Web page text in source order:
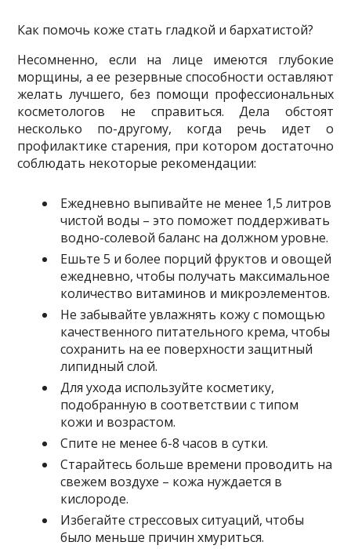
Как помочь коже стать гладкой и бархатистой?
Несомненно, если на лице имеются глубокие
морщины, а ее резервные способности оставляют
желать лучшего, без помощи профессиональных
косметологов не справиться. Дела обстоят
несколько по-другому, когда речь идет о
профилактике старения, при котором достаточно
соблюдать некоторые рекомендации:
Ежедневно выпивайте не менее 1,5 литров
чистой воды – это поможет поддерживать
водно-солевой баланс на должном уровне.
Ешьте 5 и более порций фруктов и овощей
ежедневно, чтобы получать максимальное
количество витаминов и микроэлементов.
Не забывайте увлажнять кожу с помощью
качественного питательного крема, чтобы
сохранить на ее поверхности защитный
липидный слой.
Для ухода используйте косметику,
подобранную в соответствии с типом
кожи и возрастом.
Спите не менее 6-8 часов в сутки.
Старайтесь больше времени проводить на
свежем воздухе – кожа нуждается в
кислороде.
Избегайте стрессовых ситуаций, чтобы
было меньше причин хмуриться.